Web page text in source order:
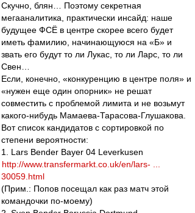
Скучно, блян… Поэтому секретная
мегааналитика, практически инсайд: наше
будущее ФСЁ в центре скорее всего будет
иметь фамилию, начинающуюся на «Б» и
звать его будут то ли Лукас, то ли Ларс, то ли
Свен…
Если, конечно, «конкуренцию в центре поля» и
«нужен еще один опорник» не решат
совместить с проблемой лимита и не возьмут
какого-нибудь Мамаева-Тарасова-Глушакова.
Вот список кандидатов с сортировкой по
степени вероятности:
1. Lars Bender Bayer 04 Leverkusen
http://www.transfermarkt.co.uk/en/lars- ...
30059.html
(Прим.: Попов посещал как раз матч этой
командочки по-моему)